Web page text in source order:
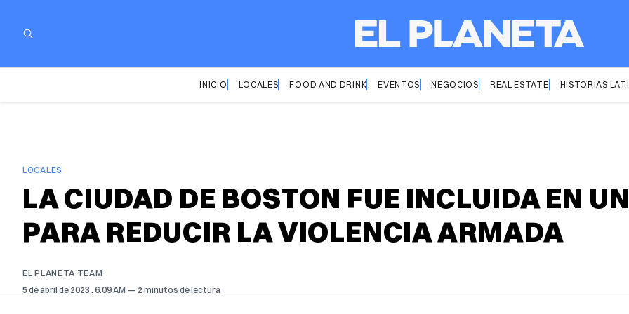
INICIO LOCALES FOOD AND DRINK EVENTOS NEGOCIOS REAL ESTATE HISTORIAS
LOCALES
LA CIUDAD DE BOSTON FUE INCLUIDA EN
PARA REDUCIR LA VIOLENCIA ARMADA
EL PLANETA TEAM
5 de abril de 2023 . 6:09 AM 2 minutos de lectura